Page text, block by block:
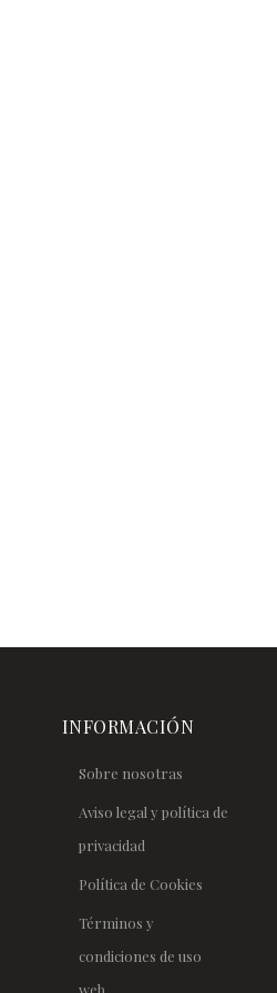
INFORMACIÓN
Sobre nosotras
Aviso legal y política de
privacidad
Política de Cookies
Términos y
condiciones de uso